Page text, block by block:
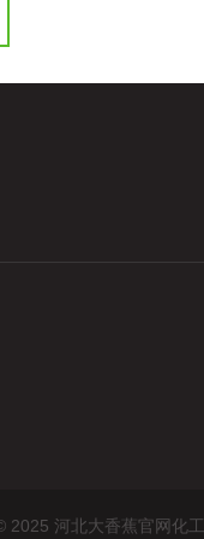
2025 河北大香蕉官网化